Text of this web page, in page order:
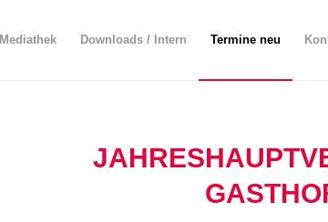
Mediathek Downloads / Intern Termine neu